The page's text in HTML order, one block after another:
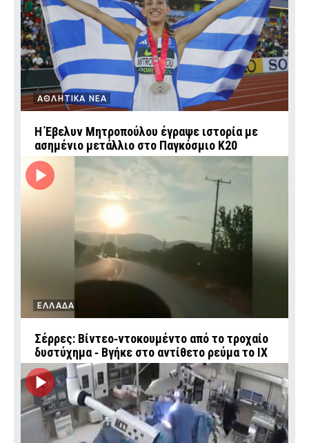
ΑΘΛΗΤΙΚΑ ΝΕΑ
Η Έβελυν Μητροπούλου έγραψε ιστορία με
ασημένιο μετάλλιο στο Παγκόσμιο Κ20
ΕΛΛΑΔΑ
Σέρρες: Βίντεο‑ντοκουμέντο από το τροχαίο
δυστύχημα ‑ Βγήκε στο αντίθετο ρεύμα το ΙΧ